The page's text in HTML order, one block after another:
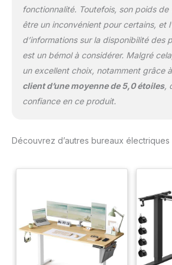
fonctionnalité. Toutefois, son poids de
être un inconvénient pour certains, et
d’informations sur la disponibilité des
est un bémol à considérer. Malgré
un excellent choix, notamment grâce
client d’une moyenne de 5,0 étoiles,
confiance en ce produit.
Découvrez d’autres bureaux